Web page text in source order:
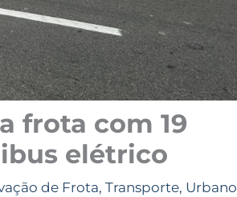
frota com 19
elétrico
de Frota, Transporte, Urbano